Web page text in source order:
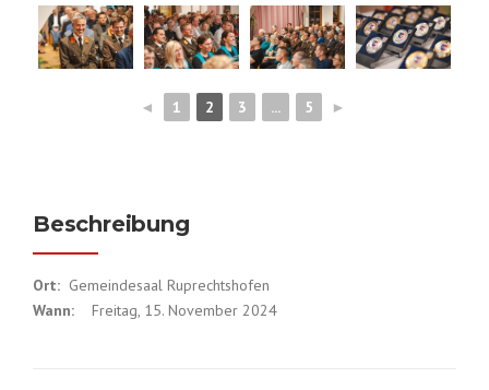
◄ 1 2 3 ... 5 ►
Beschreibung
Ort: Gemeindesaal Ruprechtshofen
Wann: Freitag, 15. November 2024